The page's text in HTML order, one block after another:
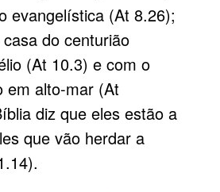
evangelística (At 8.26);
do centurião
(At 10.3) e com o
em alto-mar (At
diz que eles estão a
que vão herdar a